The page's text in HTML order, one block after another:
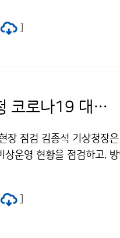
김종석 기상청장, 대구지방기상청 코로나19 대응 현장 점검
장 점검 김종석 기상청장
운영 현황을 점검하고,